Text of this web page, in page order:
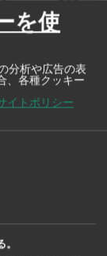
ストアで買える
を使
分析や広告の表
、各種クッキー
イトポリシー